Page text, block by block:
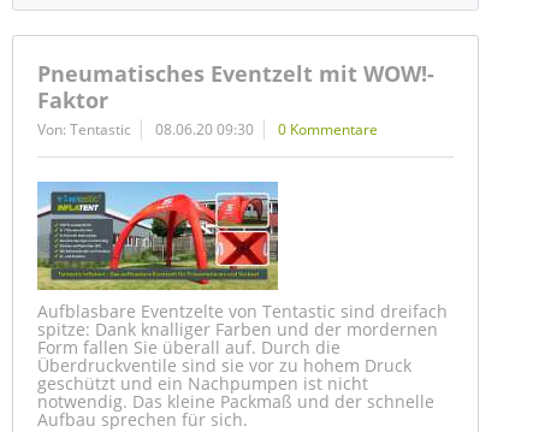
Pneumatisches Eventzelt mit WOW!-
Faktor
Von: Tentastic 08.06.20 09:30 0 Kommentare
Aufblasbare Eventzelte von Tentastic sind dreifach
spitze: Dank knalliger Farben und der mordernen
Form fallen Sie überall auf. Durch die
Überdruckventile sind sie vor zu hohem Druck
geschützt und ein Nachpumpen ist nicht
notwendig. Das kleine Packmaß und der schnelle
Aufbau sprechen für sich.